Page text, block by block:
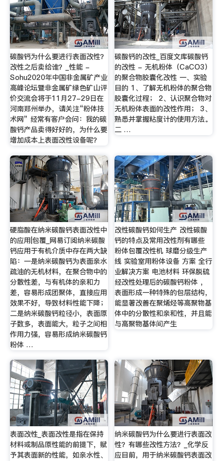
碳酸钙为什么要进行表面改性？
改性之后卖给谁？_性能 -
Sohu2020年中国非金属矿产业
高峰论坛暨非金属矿绿色矿山评
价交流会将于11月27-29日在
河南郑州举办，请关注“粉体技
术网” 经常有客户会问：我的碳
酸钙产品卖得好好的，为什么要
增加成本上表面改性设备呢？
碳酸钙的改性_百度文库碳酸钙
的改性 - 无机粉体（CaCO3）
的聚合物胶囊化改性 一、实验
目的 1、了解无机粉体的聚合物
胶囊化过程； 2、认识聚合物对
无机粉体表面的改性作用； 3、
熟悉并掌握粘度计的使用方法。
二 …
硬脂酸在纳米碳酸钙表面改性中
的应用|包覆_网易订阅纳米碳酸
钙应用于有机介质中存在两大缺
陷：一是纳米碳酸钙为表面亲水
疏油的无机材料，在聚合物中的
分散性差，与有机体的亲和力
差，容易形成团聚体，直接应用
效果不好，导致材料性能下降；
二是纳米碳酸钙粒径小，表面原
子数多，表面能大，粒子之间相
作用力强，容易形成纳米碳酸钙
粉体 …
改性碳酸钙如何生产 改性碳酸
钙的特点及常用改性剂有哪些
粉体包覆改性机 球磨分级生产
线 实验室用粉体设备 方案 全行
业解决方案 电池材料 环保脱硫
经改性处理后的碳酸钙粉体 ，
表面形成一种特殊的包层结构，
能显著改善在聚烯烃等高聚物基
体中的分散性和亲和性，并且能
与高聚物基体间产生
表面改性_表面改性是指在保持
材料或制品原性能的前提下，赋
予其表面新的性能，如亲水性、
纳米碳酸钙为什么要进行表面改
性？有哪些改性方法？_化学反
应目前，用于纳米碳酸钙表面改